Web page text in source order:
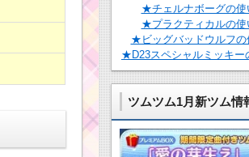
★チェルナボーグの使
★プラクティカルの使
★ビッグバッドウルフの
★D23スペシャルミッキー
ツムツム1月新ツム情